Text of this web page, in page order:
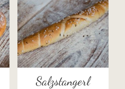
Salzstangerl